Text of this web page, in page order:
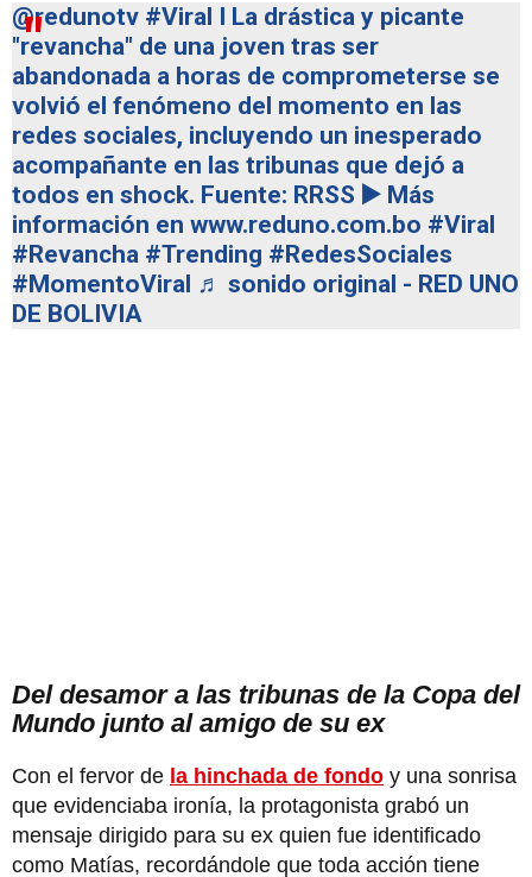
@redunotv #Viral I La drástica y picante
"revancha" de una joven tras ser
abandonada a horas de comprometerse se
volvió el fenómeno del momento en las
redes sociales, incluyendo un inesperado
acompañante en las tribunas que dejó a
todos en shock. Fuente: RRSS ▶️ Más
información en www.reduno.com.bo #Viral
#Revancha #Trending #RedesSociales
#MomentoViral ♬ sonido original - RED UNO
DE BOLIVIA
Del desamor a las tribunas de la Copa del
Mundo junto al amigo de su ex
Con el fervor de la hinchada de fondo y una sonrisa
que evidenciaba ironía, la protagonista grabó un
mensaje dirigido para su ex quien fue identificado
como Matías, recordándole que toda acción tiene